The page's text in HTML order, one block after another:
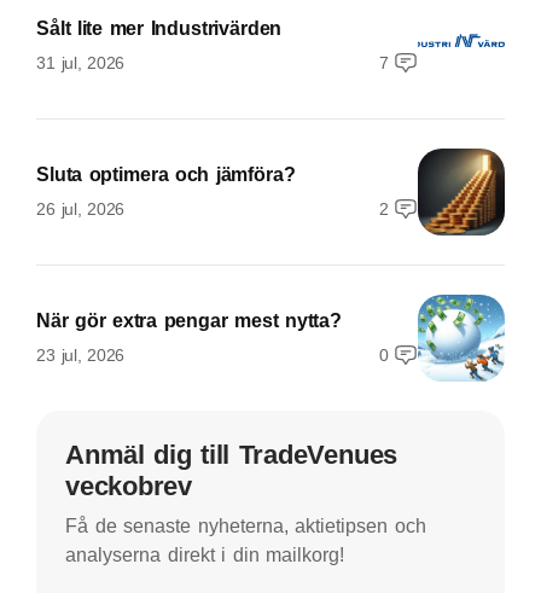
Sålt lite mer Industrivärden
31 jul, 2026 7
Sluta optimera och jämföra?
26 jul, 2026 2
När gör extra pengar mest nytta?
23 jul, 2026 0
Anmäl dig till TradeVenues
veckobrev
Få de senaste nyheterna, aktietipsen och
analyserna direkt i din mailkorg!